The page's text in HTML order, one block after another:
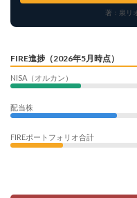
著：泉リ
FIRE進捗（2026年5月時点）
NISA（オルカン）
配当株
FIREポートフォリオ合計